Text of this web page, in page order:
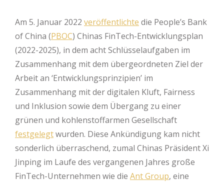
Am 5. Januar 2022 veröffentlichte die People’s Bank
of China (PBOC) Chinas FinTech-Entwicklungsplan
(2022-2025), in dem acht Schlüsselaufgaben im
Zusammenhang mit dem übergeordneten Ziel der
Arbeit an ‘Entwicklungsprinzipien’ im
Zusammenhang mit der digitalen Kluft, Fairness
und Inklusion sowie dem Übergang zu einer
grünen und kohlenstoffarmen Gesellschaft
festgelegtwurden. Diese Ankündigung kam nicht
sonderlich überraschend, zumal Chinas Präsident Xi
Jinping im Laufe des vergangenen Jahres große
FinTech-Unternehmen wie die Ant Group, eine